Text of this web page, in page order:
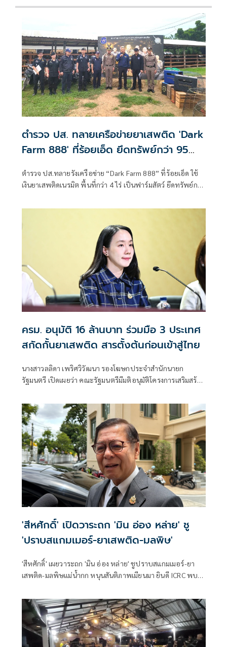
ตำรวจ ปส. ทลายเครือข่ายยาเสพติด 'Dark
Farm 888' ที่ร้อยเอ็ด ยึดทรัพย์กว่า 95
ตำรวจ ปส.ทลายรังเครือข่าย “Dark Farm 888” ที่ร้อยเอ็ด ใช้
เงินยาเสพติดเนรมิต พื้นที่กว่า 4 ไร่ เป็นฟาร์มสัตว์ ยึดทรัพย์กว่า
ครม. อนุมัติ 16 ล้านบาท ร่วมมือ 3 ประเทศ
สกัดกั้นยาเสพติด สารตั้งต้นก่อนเข้าสู่ไทย
นางสาวลลิดา เพริศวิวัฒนา รองโฆษกประจำสำนักนายก
รัฐมนตรี เปิดเผยว่า คณะรัฐมนตรีมีมติอนุมัติโครงการเสริมสร้าง
ยาเสพติดและทำลายเครือข่ายการค้ายาเสพติดระหว่าง
ประเทศ ประจำปีงบประมาณ พ.ศ. 2569 วงเงินรวม 16 ล้าน
บาท ตามที่กระทรวงยุติธรรม โดยสำนักงานคณะกรรมการ
ป้องกันและปราบปรามยาเสพติด หรือสำนักงาน ป.ป.ส.
'สีหศักดิ์' เปิดวาระถก 'มิน อ่อง หล่าย' ชู
'ปราบสแกมเมอร์-ยาเสพติด-มลพิษ'
'สีหศักดิ์' เผยวาระถก 'มิน อ่อง หล่าย' ชูปราบสแกมเมอร์-ยา
เสพติด-มลพิษแม่น้ำกก หนุนสันติภาพเมียนมา ยินดี ICRC พบ